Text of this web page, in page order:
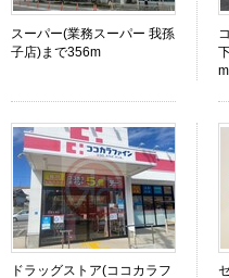
スーパー(業務スーパー 我孫
子店)まで356m
m
ドラッグストア(ココカラフ